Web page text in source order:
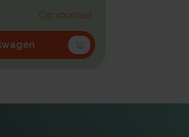
Op voorraad